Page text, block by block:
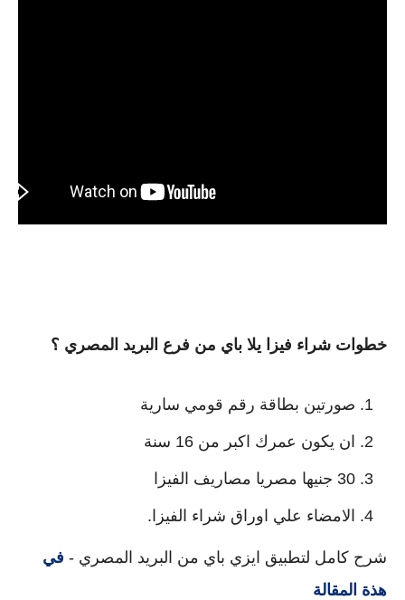
خطوات شراء فيزا يلا باي من فرع البريد المصري ؟
صورتين بطاقة رقم قومي سارية
ان يكون عمرك اكبر من 16 سنة
30 جنيها مصريا مصاريف الفيزا
الامضاء علي اوراق شراء الفيزا.
شرح كامل لتطبيق ايزي باي من البريد المصري - في
هذة المقالة